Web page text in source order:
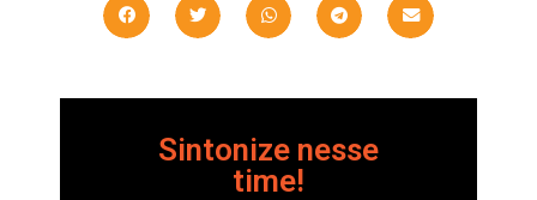
Sintonize nesse
time!